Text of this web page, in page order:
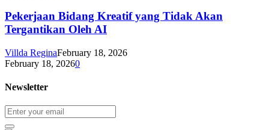
Pekerjaan Bidang Kreatif yang Tidak Akan
Tergantikan Oleh AI
Villda ReginaFebruary 18, 2026
February 18, 20260
Newsletter